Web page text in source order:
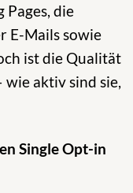
die
E-Mails sowie
ist die Qualität
aktiv sind sie,
Single Opt-in